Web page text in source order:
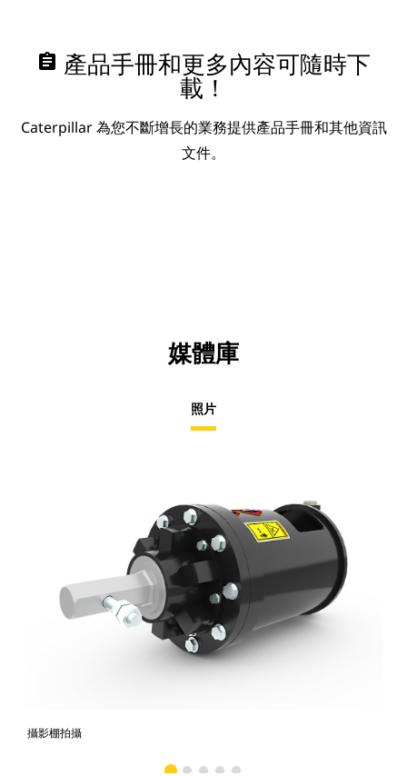
assignment 產品手冊和更多內容可隨時下
載！
Caterpillar 為您不斷增長的業務提供產品手冊和其他資訊
文件。
媒體庫
照片
攝影棚拍攝